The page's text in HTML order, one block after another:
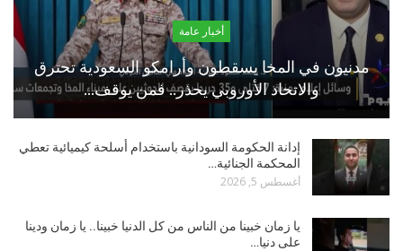
أخبار عامة
مدنيون في المخا يسقطون وأرامكو السعودية تحترق
والاتحاد الأوروبي يحذر.. فمن يوقف…
إدانة الحكومة السودانية باستخدام أسلحة كيميائية تعطي
المحكمة الجنائية…
أغسطس 5, 2026
يا زمان خبينا من الناس من كل الدنيا خبينا.. يا زمان ودينا
على دنيا…